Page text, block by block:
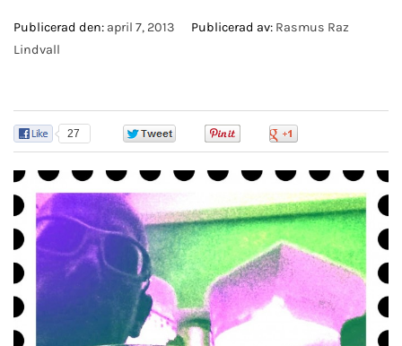
Publicerad den: april 7, 2013 Publicerad av: Rasmus Raz
Lindvall
27